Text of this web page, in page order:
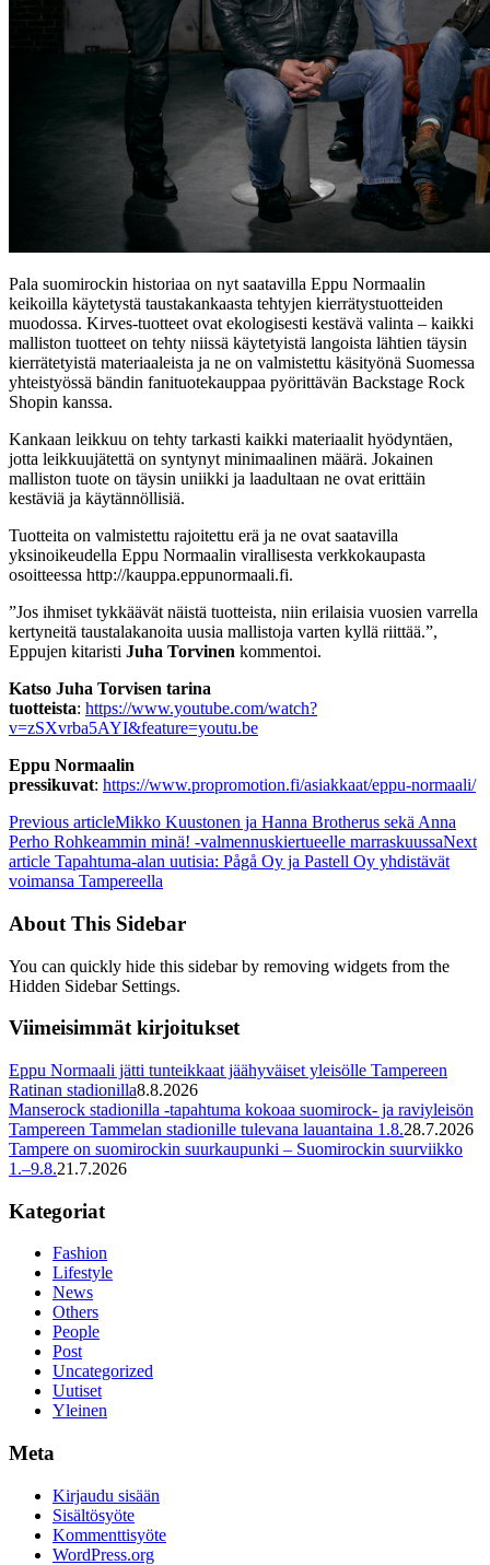
Pala suomirockin historiaa on nyt saatavilla Eppu Normaalin
keikoilla käytetystä taustakankaasta tehtyjen kierrätystuotteiden
muodossa. Kirves-tuotteet ovat ekologisesti kestävä valinta – kaikki
malliston tuotteet on tehty niissä käytetyistä langoista lähtien täysin
kierrätetyistä materiaaleista ja ne on valmistettu käsityönä Suomessa
yhteistyössä bändin fanituotekauppaa pyörittävän Backstage Rock
Shopin kanssa.
Kankaan leikkuu on tehty tarkasti kaikki materiaalit hyödyntäen,
jotta leikkuujätettä on syntynyt minimaalinen määrä. Jokainen
malliston tuote on täysin uniikki ja laadultaan ne ovat erittäin
kestäviä ja käytännöllisiä.
Tuotteita on valmistettu rajoitettu erä ja ne ovat saatavilla
yksinoikeudella Eppu Normaalin virallisesta verkkokaupasta
osoitteessa http://kauppa.eppunormaali.fi.
”Jos ihmiset tykkäävät näistä tuotteista, niin erilaisia vuosien varrella
kertyneitä taustalakanoita uusia mallistoja varten kyllä riittää.”,
Eppujen kitaristi Juha Torvinen kommentoi.
Katso Juha Torvisen tarina
tuotteista: https://www.youtube.com/watch?
v=zSXvrba5AYI&feature=youtu.be
Eppu Normaalin
pressikuvat: https://www.propromotion.fi/asiakkaat/eppu-normaali/
Previous articleMikko Kuustonen ja Hanna Brotherus sekä Anna
Perho Rohkeammin minä! -valmennuskiertueelle marraskuussaNext
article Tapahtuma-alan uutisia: Pågå Oy ja Pastell Oy yhdistävät
voimansa Tampereella
About This Sidebar
You can quickly hide this sidebar by removing widgets from the
Hidden Sidebar Settings.
Viimeisimmät kirjoitukset
Eppu Normaali jätti tunteikkaat jäähyväiset yleisölle Tampereen
Ratinan stadionilla8.8.2026
Manserock stadionilla -tapahtuma kokoaa suomirock- ja raviyleisön
Tampereen Tammelan stadionille tulevana lauantaina 1.8.28.7.2026
Tampere on suomirockin suurkaupunki – Suomirockin suurviikko
1.–9.8.21.7.2026
Kategoriat
Fashion
Lifestyle
News
Others
People
Post
Uncategorized
Uutiset
Yleinen
Meta
Kirjaudu sisään
Sisältösyöte
Kommenttisyöte
WordPress.org